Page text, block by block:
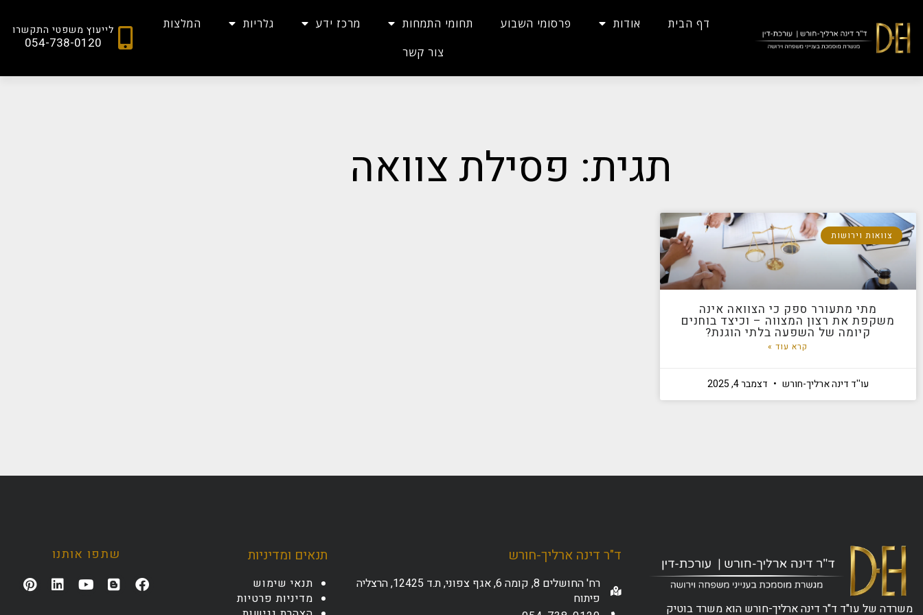
דף הבית אודות פרסומי השבוע תחומי התמחות מרכז ידע גלריות
המלצות
צור קשר
לייעוץ משפטי התקשרו
054-738-0120
תגית: פסילת צוואה
צוואות וירושות
מתי מתעורר ספק כי הצוואה אינה
משקפת את רצון המצווה – וכיצד בוחנים
קיומה של השפעה בלתי הוגנת?
קרא עוד »
עו''ד דינה ארליך-חורש דצמבר 4, 2025
משרדה של עו"ד ד"ר דינה ארליך-חורש הוא משרד בוטיק
ד"ר דינה ארליך-חורש
רח' החושלים 8, קומה 6, אגף צפוני, ת.ד 12425, הרצליה
פיתוח
תנאים ומדיניות
תנאי שימוש
מדיניות פרטיות
שתפו אותנו